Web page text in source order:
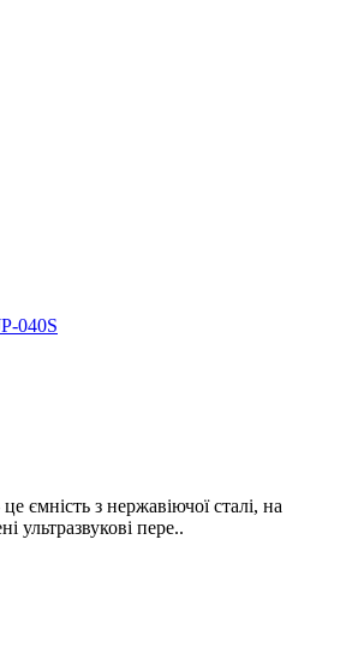
040S
ємність з нержавіючої сталі, на
ультразвукові пере..